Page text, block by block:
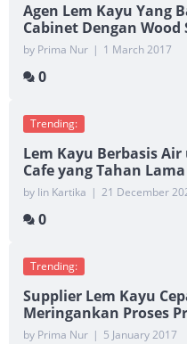
Agen Lem Kayu Yang
Cabinet Dengan Wood
by Prima Nur | 1 March 2017
0
Trending:
Lem Kayu Berbasis
Cafe yang Tahan Lama
by Iin Kartika | 21 December
0
Trending:
Supplier Lem Kayu
Meringankan Proses
by Prima Nur | 5 January 2017